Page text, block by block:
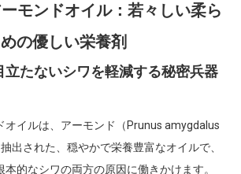
モンドオイル：若々しい柔ら
の優しい栄養剤
立たないシワを軽減する秘密兵器
オイルは、アーモンド（Prunus amygdalus
出された、穏やかで栄養豊富なオイルで、
本的なシワの両方の原因に働きかけます。